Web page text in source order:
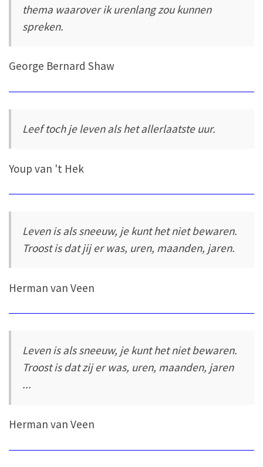
thema waarover ik urenlang zou kunnen
spreken.
George Bernard Shaw
Leef toch je leven als het allerlaatste uur.
Youp van 't Hek
Leven is als sneeuw, je kunt het niet bewaren.
Troost is dat jij er was, uren, maanden, jaren.
Herman van Veen
Leven is als sneeuw, je kunt het niet bewaren.
Troost is dat zij er was, uren, maanden, jaren
...
Herman van Veen